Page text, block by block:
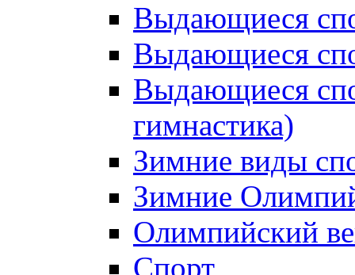
Выдающиеся
Выдающиеся
Выдающиеся
гимнастика)
Зимние виды
Зимние
Олимпийский
Спорт